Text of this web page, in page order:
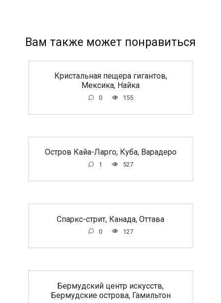
Вам также может понравиться
Кристальная пещера гигантов,
Мексика, Найка
0 155
Остров Кайа-Ларго, Куба, Варадеро
1 527
Спаркс-стрит, Канада, Оттава
0 127
Бермудский центр искусств,
Бермудские острова, Гамильтон